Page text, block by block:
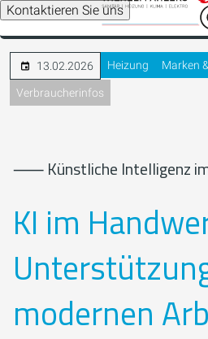
Kontaktieren Sie uns
13.02.2026 Heizung Marken
Verbraucherinfos
⸺ Künstliche Intelligenz
KI im
modernen